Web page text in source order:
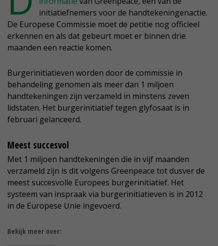
initiatiefnemers voor de handtekeningenactie.
De Europese Commissie moet de petitie nog officieel
erkennen en als dat gebeurt moet er binnen drie
maanden een reactie komen.
Burgerinitiatieven worden door de commissie in
behandeling genomen als meer dan 1 miljoen
handtekeningen zijn verzameld in minstens zeven
lidstaten. Het burgerinitiatief tegen glyfosaat is in
februari gelanceerd.
Meest succesvol
Met 1 miljoen handtekeningen die in vijf maanden
verzameld zijn is dit volgens Greenpeace tot dusver de
meest succesvolle Europees burgerinitiatief. Het
systeem van inspraak via burgerinitiatieven is in 2012
in de Europese Unie ingevoerd.
Bekijk meer over: